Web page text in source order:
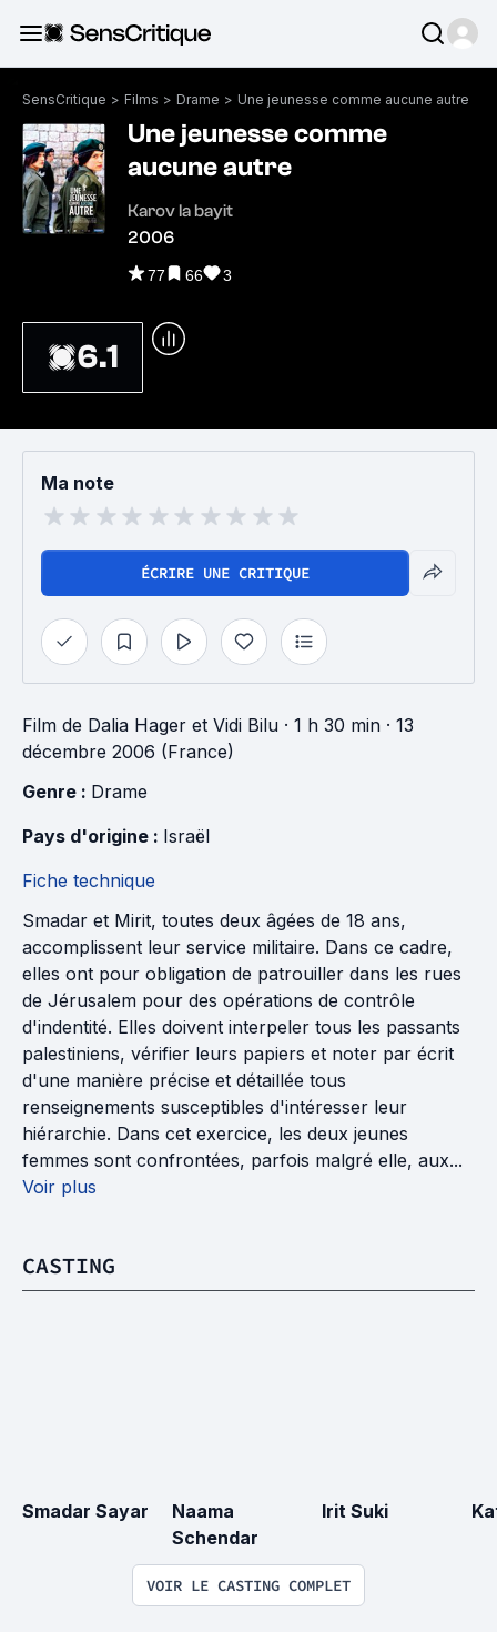
SensCritique > Films > Drame > Une jeunesse comme aucune autre
Une jeunesse comme
aucune autre
Karov la bayit
2006
77 66 3
6.1
Ma note
ÉCRIRE UNE CRITIQUE
Film de Dalia Hager et Vidi Bilu · 1 h 30 min · 13
décembre 2006 (France)
Genre : Drame
Pays d'origine : Israël
Fiche technique
Smadar et Mirit, toutes deux âgées de 18 ans,
accomplissent leur service militaire. Dans ce cadre,
elles ont pour obligation de patrouiller dans les rues
de Jérusalem pour des opérations de contrôle
d'indentité. Elles doivent interpeler tous les passants
palestiniens, vérifier leurs papiers et noter par écrit
d'une manière précise et détaillée tous
renseignements susceptibles d'intéresser leur
hiérarchie. Dans cet exercice, les deux jeunes
femmes sont confrontées, parfois malgré elle, aux...
Voir plus
CASTING
Smadar Sayar
Naama
Schendar
Irit Suki
VOIR LE CASTING COMPLET